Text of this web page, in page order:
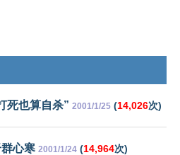
死也算自杀” 2001/1/25 (14,026次)
心寒 2001/1/24 (14,964次)